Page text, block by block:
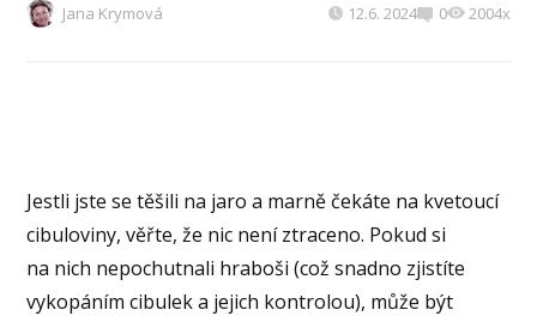
Jana Krymová 12.6. 2024 0 2004x
Jestli jste se těšili na jaro a marně čekáte na kvetoucí
cibuloviny, věřte, že nic není ztraceno. Pokud si
na nich nepochutnali hraboši (což snadno zjistíte
vykopáním cibulek a jejich kontrolou), může být